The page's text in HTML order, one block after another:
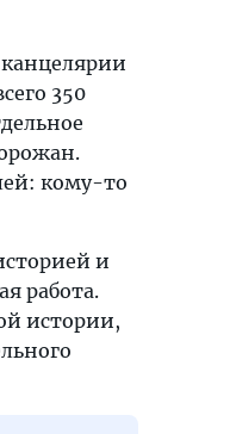
350
кому-то
и
работа.
истории,